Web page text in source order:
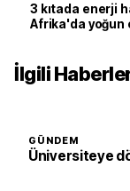
3 kıtada enerji
Afrika'da yoğun
İlgili
GÜNDEM
Üniversiteye